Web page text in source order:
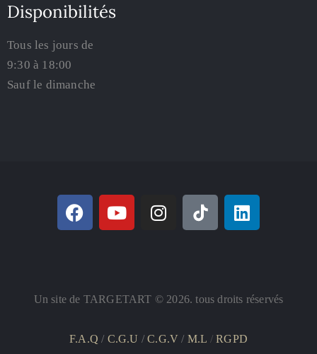
Disponibilités
Tous les jours de
9:30 à 18:00
Sauf le dimanche
Un site de TARGETART © 2026. tous droits réservés
F.A.Q / C.G.U /C.G.V/ M.L /RGPD